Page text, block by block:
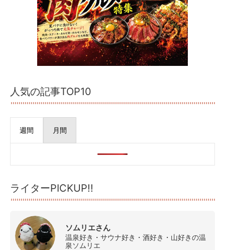
人気の記事TOP10
週間 月間
ライターPICKUP!!
ソムリエさん
温泉好き・サウナ好き・酒好き・山好きの温
泉ソムリエ